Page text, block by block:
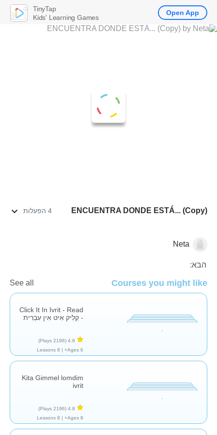
ENCUENTRA DONDE ESTÁ... (Copy) 4 הפעלות
Neta
הבא:
Courses you might like
See all
Click It In Ivrit - Read
- קְלִיק אִיט אִין עִבְרִית
4.8
(2196 Plays)
Ages 6+ |
8 Lessons
Kita Gimmel lomdim
ivrit
4.8
(2196 Plays)
Ages 8+ |
8 Lessons
TinyTap
Kids' Learning Games
Open App